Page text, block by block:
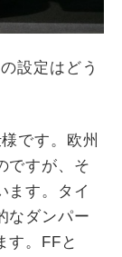
設定はどう
です。欧州
ですが、そ
ます。タイ
なダンパー
。
FF と